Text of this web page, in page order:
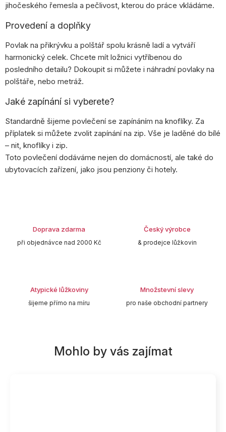
jihočeského řemesla a pečlivost, kterou do práce vkládáme.
Provedení a doplňky
Povlak na přikrývku a polštář spolu krásně ladí a vytváří
harmonický celek. Chcete mít ložnici vytříbenou do
posledního detailu? Dokoupit si můžete i náhradní povlaky na
polštáře, nebo metráž.
Jaké zapínání si vyberete?
Standardně šijeme povlečení se zapínáním na knoflíky. Za
příplatek si můžete zvolit zapínání na zip. Vše je laděné do bílé
– nit, knoflíky i zip.
Toto povlečení dodáváme nejen do domácností, ale také do
ubytovacích zařízení, jako jsou penziony či hotely.
Doprava zdarma
při objednávce nad 2000 Kč
Český výrobce
& prodejce lůžkovin
Atypické lůžkoviny
šijeme přímo na míru
Množstevní slevy
pro naše obchodní partnery